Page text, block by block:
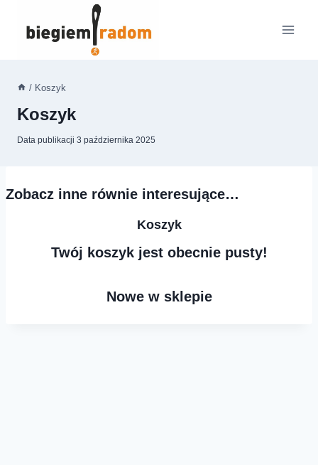
/ Koszyk
Koszyk
Data publikacji 3 października 2025
Zobacz inne równie interesujące…
Koszyk
Twój koszyk jest obecnie pusty!
Nowe w sklepie